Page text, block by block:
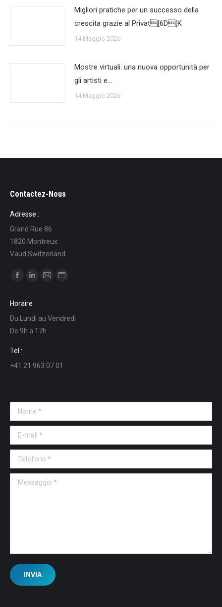
Migliori pratiche per un successo della
crescita grazie al Privat[6D[K
14 Maggio 2026
Mostre virtuali: una nuova opportunità per
gli artisti e…
14 Maggio 2026
Contactez-Nous
Adresse :
Grand Rue 86
1820 Montreux
Vaud Switzerland
Ci puoi trovare su:
opens
in
new
window
opens
in
new
in
opens
Horaire :
Du Lundi au Vendredi
De 9h a 17h
Tel :
+41 21 963 07 01
Nome *
E-mail *
Telefono *
Messaggio *
INVIA